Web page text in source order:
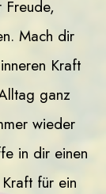
Freude,
Mach dir
Kraft
ganz
wieder
in dir einen
für ein